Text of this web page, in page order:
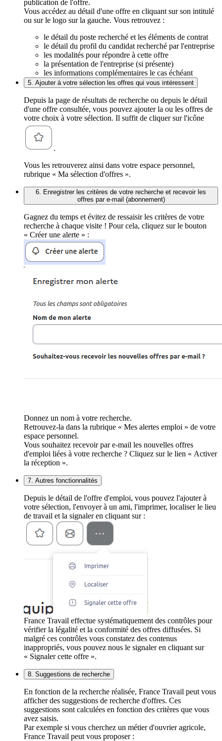
publication de l'offre.
Vous accédez au détail d'une offre en cliquant sur son intitulé
ou sur le logo sur la gauche. Vous retrouvez :
le détail du poste recherché et les éléments de contrat
le détail du profil du candidat recherché par l'entreprise
les modalités pour répondre à cette offre
la présentation de l'entreprise (si présente)
les informations complémentaires le cas échéant
5. Ajouter à votre sélection les offres qui vous intéressent
Depuis la page de résultats de recherche ou depuis le détail
d'une offre consultée, vous pouvez ajouter la ou les offres de
votre choix à votre sélection. Il suffit de cliquer sur l'icône
.
Vous les retrouverez ainsi dans votre espace personnel,
rubrique « Ma sélection d'offres ».
6. Enregistrer les critères de votre recherche et recevoir les
offres par e-mail (abonnement)
Gagnez du temps et évitez de ressaisir les critères de votre
recherche à chaque visite ! Pour cela, cliquez sur le bouton
« Créer une alerte » :
Donnez un nom à votre recherche.
Retrouvez-la dans la rubrique « Mes alertes emploi » de votre
espace personnel.
Vous souhaitez recevoir par e-mail les nouvelles offres
d'emploi liées à votre recherche ? Cliquez sur le lien « Activer
la réception ».
7. Autres fonctionnalités
Depuis le détail de l'offre d'emploi, vous pouvez l'ajouter à
votre sélection, l'envoyer à un ami, l'imprimer, localiser le lieu
de travail et la signaler en cliquant sur :
France Travail effectue systématiquement des contrôles pour
vérifier la légalité et la conformité des offres diffusées. Si
malgré ces contrôles vous constatez des contenus
inappropriés, vous pouvez nous le signaler en cliquant sur
« Signaler cette offre ».
8. Suggestions de recherche
En fonction de la recherche réalisée, France Travail peut vous
afficher des suggestions de recherche d'offres. Ces
suggestions sont calculées en fonction des critères que vous
avez saisis.
Par exemple si vous cherchez un métier d'ouvrier agricole,
France Travail peut vous proposer :